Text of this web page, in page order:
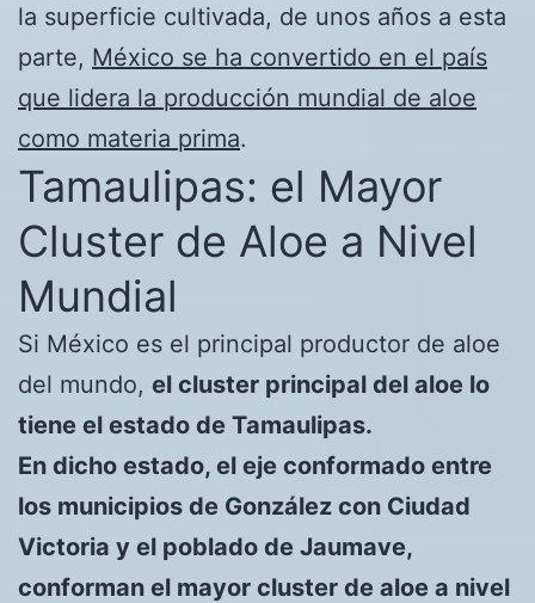
la superficie cultivada, de unos años a esta
parte, México se ha convertido en el país
que lidera la producción mundial de aloe
como materia prima.
Tamaulipas: el Mayor
Cluster de Aloe a Nivel
Mundial
Si México es el principal productor de aloe
del mundo, el cluster principal del aloe lo
tiene el estado de Tamaulipas.
En dicho estado, el eje conformado entre
los municipios de González con Ciudad
Victoria y el poblado de Jaumave,
conforman el mayor cluster de aloe a nivel